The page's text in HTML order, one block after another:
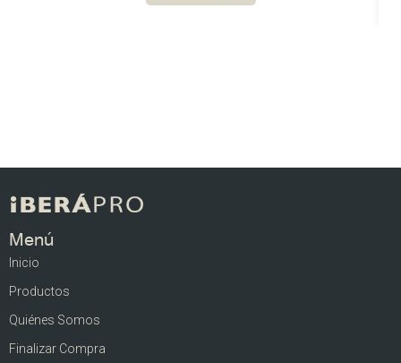
Menú
Inicio
Productos
Quiénes Somos
Finalizar Compra